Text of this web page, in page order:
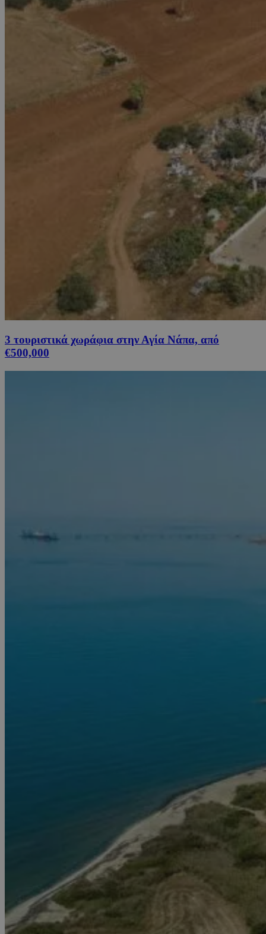
3 τουριστικά χωράφια στην Αγία Νάπα, από
€500,000